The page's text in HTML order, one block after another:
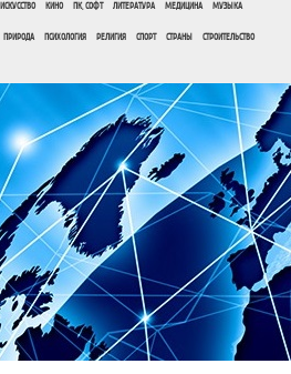
ИСКУССТВО КИНО ПК, СОФТ ЛИТЕРАТУРА МЕДИЦИНА МУЗЫКА
ПРИРОДА ПСИХОЛОГИЯ РЕЛИГИЯ СПОРТ СТРАНЫ СТРОИТЕЛЬСТВО